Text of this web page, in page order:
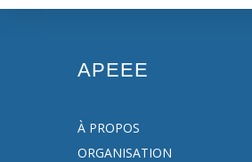
APEEE
À PROPOS
ORGANISATION